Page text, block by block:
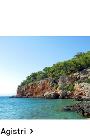
Agistri